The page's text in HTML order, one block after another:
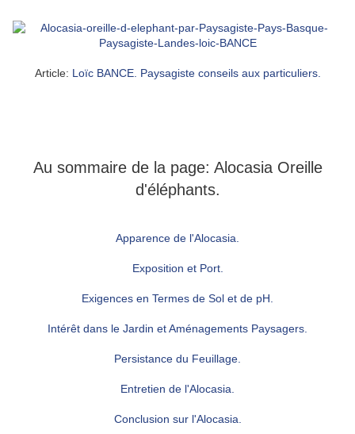
Article: Loïc BANCE. Paysagiste conseils aux particuliers.
Au sommaire de la page: Alocasia Oreille
d'éléphants.
Apparence de l'Alocasia.
Exposition et Port.
Exigences en Termes de Sol et de pH.
Intérêt dans le Jardin et Aménagements Paysagers.
Persistance du Feuillage.
Entretien de l'Alocasia.
Conclusion sur l'Alocasia.